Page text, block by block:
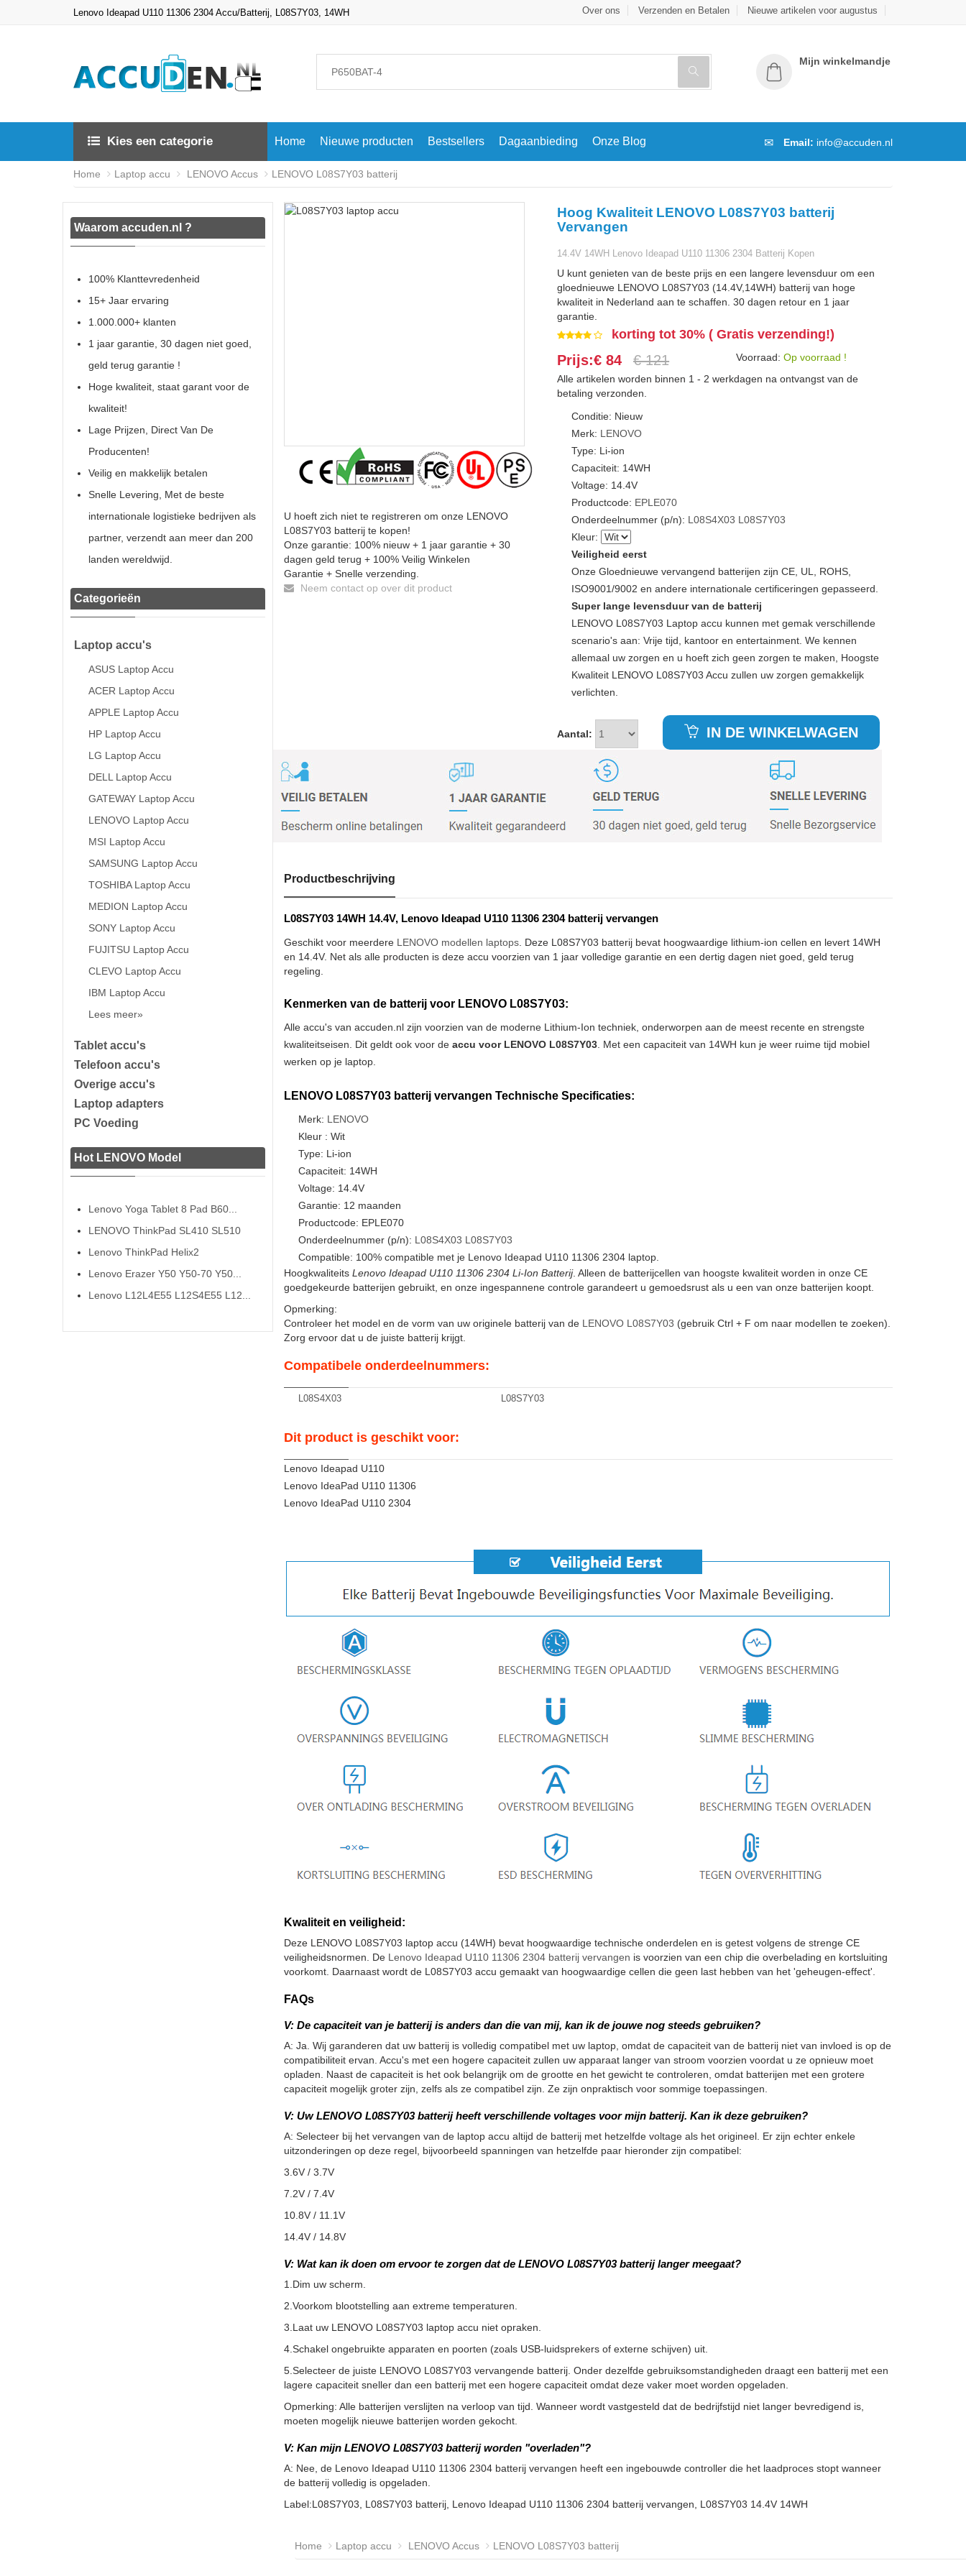
Lenovo Ideapad U110 11306 2304 Accu/Batterij, L08S7Y03, 14WH Over ons Verzenden en Betalen Nieuwe artikelen voor augustus
Mijn winkelmandje
Kies een categorie Home Nieuwe producten Bestsellers Dagaanbieding Onze Blog Email: info@accuden.nl
Home Laptop accu LENOVO Accus LENOVO L08S7Y03 batterij
Waarom accuden.nl ?
100% Klanttevredenheid
15+ Jaar ervaring
1.000.000+ klanten
1 jaar garantie, 30 dagen niet goed,
geld terug garantie !
Hoge kwaliteit, staat garant voor de
kwaliteit!
Lage Prijzen, Direct Van De
Producenten!
Veilig en makkelijk betalen
Snelle Levering, Met de beste
internationale logistieke bedrijven als
partner, verzendt aan meer dan 200
landen wereldwijd.
Categorieën
Laptop accu's
ASUS Laptop Accu
ACER Laptop Accu
APPLE Laptop Accu
HP Laptop Accu
LG Laptop Accu
DELL Laptop Accu
GATEWAY Laptop Accu
LENOVO Laptop Accu
MSI Laptop Accu
SAMSUNG Laptop Accu
TOSHIBA Laptop Accu
MEDION Laptop Accu
SONY Laptop Accu
FUJITSU Laptop Accu
CLEVO Laptop Accu
IBM Laptop Accu
Lees meer»
Tablet accu's
Telefoon accu's
Overige accu's
Laptop adapters
PC Voeding
Hot LENOVO Model
Lenovo Yoga Tablet 8 Pad B60...
LENOVO ThinkPad SL410 SL510
Lenovo ThinkPad Helix2
Lenovo Erazer Y50 Y50-70 Y50...
Lenovo L12L4E55 L12S4E55 L12...
U hoeft zich niet te registreren om onze LENOVO
L08S7Y03 batterij te kopen!
Onze garantie: 100% nieuw + 1 jaar garantie + 30
dagen geld terug + 100% Veilig Winkelen
Garantie + Snelle verzending.
Neem contact op over dit product
Hoog Kwaliteit LENOVO L08S7Y03 batterij
Vervangen
14.4V 14WH Lenovo Ideapad U110 11306 2304 Batterij Kopen
U kunt genieten van de beste prijs en een langere levensduur om een
gloednieuwe LENOVO L08S7Y03 (14.4V,14WH) batterij van hoge
kwaliteit in Nederland aan te schaffen. 30 dagen retour en 1 jaar
garantie.
korting tot 30% ( Gratis verzending!)
Prijs:€ 84 € 121 Voorraad: Op voorraad !
Alle artikelen worden binnen 1 - 2 werkdagen na ontvangst van de
betaling verzonden.
Conditie: Nieuw
Merk: LENOVO
Type: Li-ion
Capaciteit: 14WH
Voltage: 14.4V
Productcode: EPLE070
Onderdeelnummer (p/n): L08S4X03 L08S7Y03
Kleur:
Veiligheid eerst
Onze Gloednieuwe vervangend batterijen zijn CE, UL, ROHS,
ISO9001/9002 en andere internationale certificeringen gepasseerd.
Super lange levensduur van de batterij
LENOVO L08S7Y03 Laptop accu kunnen met gemak verschillende
scenario's aan: Vrije tijd, kantoor en entertainment. We kennen
allemaal uw zorgen en u hoeft zich geen zorgen te maken, Hoogste
Kwaliteit LENOVO L08S7Y03 Accu zullen uw zorgen gemakkelijk
verlichten.
Aantal: IN DE WINKELWAGEN
Productbeschrijving
L08S7Y03 14WH 14.4V, Lenovo Ideapad U110 11306 2304 batterij vervangen
Geschikt voor meerdere LENOVO modellen laptops. Deze L08S7Y03 batterij bevat hoogwaardige lithium-ion cellen en levert 14WH
en 14.4V. Net als alle producten is deze accu voorzien van 1 jaar volledige garantie en een dertig dagen niet goed, geld terug
regeling.
Kenmerken van de batterij voor LENOVO L08S7Y03:
Alle accu's van accuden.nl zijn voorzien van de moderne Lithium-Ion techniek, onderworpen aan de meest recente en strengste
kwaliteitseisen. Dit geldt ook voor de accu voor LENOVO L08S7Y03. Met een capaciteit van 14WH kun je weer ruime tijd mobiel
werken op je laptop.
LENOVO L08S7Y03 batterij vervangen Technische Specificaties:
Merk: LENOVO
Kleur : Wit
Type: Li-ion
Capaciteit: 14WH
Voltage: 14.4V
Garantie: 12 maanden
Productcode: EPLE070
Onderdeelnummer (p/n): L08S4X03 L08S7Y03
Compatible: 100% compatible met je Lenovo Ideapad U110 11306 2304 laptop.
Hoogkwaliteits Lenovo Ideapad U110 11306 2304 Li-Ion Batterij. Alleen de batterijcellen van hoogste kwaliteit worden in onze CE
goedgekeurde batterijen gebruikt, en onze ingespannene controle garandeert u gemoedsrust als u een van onze batterijen koopt.
Opmerking:
Controleer het model en de vorm van uw originele batterij van de LENOVO L08S7Y03 (gebruik Ctrl + F om naar modellen te zoeken).
Zorg ervoor dat u de juiste batterij krijgt.
Compatibele onderdeelnummers:
L08S4X03 L08S7Y03
Dit product is geschikt voor:
Lenovo Ideapad U110
Lenovo IdeaPad U110 11306
Lenovo IdeaPad U110 2304
Kwaliteit en veiligheid:
Deze LENOVO L08S7Y03 laptop accu (14WH) bevat hoogwaardige technische onderdelen en is getest volgens de strenge CE
veiligheidsnormen. De Lenovo Ideapad U110 11306 2304 batterij vervangen is voorzien van een chip die overbelading en kortsluiting
voorkomt. Daarnaast wordt de L08S7Y03 accu gemaakt van hoogwaardige cellen die geen last hebben van het 'geheugen-effect'.
FAQs
V: De capaciteit van je batterij is anders dan die van mij, kan ik de jouwe nog steeds gebruiken?
A: Ja. Wij garanderen dat uw batterij is volledig compatibel met uw laptop, omdat de capaciteit van de batterij niet van invloed is op de
compatibiliteit ervan. Accu's met een hogere capaciteit zullen uw apparaat langer van stroom voorzien voordat u ze opnieuw moet
opladen. Naast de capaciteit is het ook belangrijk om de grootte en het gewicht te controleren, omdat batterijen met een grotere
capaciteit mogelijk groter zijn, zelfs als ze compatibel zijn. Ze zijn onpraktisch voor sommige toepassingen.
V: Uw LENOVO L08S7Y03 batterij heeft verschillende voltages voor mijn batterij. Kan ik deze gebruiken?
A: Selecteer bij het vervangen van de laptop accu altijd de batterij met hetzelfde voltage als het origineel. Er zijn echter enkele
uitzonderingen op deze regel, bijvoorbeeld spanningen van hetzelfde paar hieronder zijn compatibel:
3.6V / 3.7V
7.2V / 7.4V
10.8V / 11.1V
14.4V / 14.8V
V: Wat kan ik doen om ervoor te zorgen dat de LENOVO L08S7Y03 batterij langer meegaat?
1.Dim uw scherm.
2.Voorkom blootstelling aan extreme temperaturen.
3.Laat uw LENOVO L08S7Y03 laptop accu niet opraken.
4.Schakel ongebruikte apparaten en poorten (zoals USB-luidsprekers of externe schijven) uit.
5.Selecteer de juiste LENOVO L08S7Y03 vervangende batterij. Onder dezelfde gebruiksomstandigheden draagt een batterij met een
lagere capaciteit sneller dan een batterij met een hogere capaciteit omdat deze vaker moet worden opgeladen.
Opmerking: Alle batterijen verslijten na verloop van tijd. Wanneer wordt vastgesteld dat de bedrijfstijd niet langer bevredigend is,
moeten mogelijk nieuwe batterijen worden gekocht.
V: Kan mijn LENOVO L08S7Y03 batterij worden "overladen"?
A: Nee, de Lenovo Ideapad U110 11306 2304 batterij vervangen heeft een ingebouwde controller die het laadproces stopt wanneer
de batterij volledig is opgeladen.
Label:L08S7Y03, L08S7Y03 batterij, Lenovo Ideapad U110 11306 2304 batterij vervangen, L08S7Y03 14.4V 14WH
Home Laptop accu LENOVO Accus LENOVO L08S7Y03 batterij